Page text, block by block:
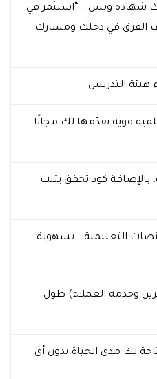
شهادة وبس… “استثمر في
الفرق في دخلك ومسارك
هيئة التدريس.
قوية نقدّمها لك مجانًا
كود تحقق يثبت
التعليمية… بسهولة
وخدمة العملاء) طول
لك مدى الحياة بدون أي